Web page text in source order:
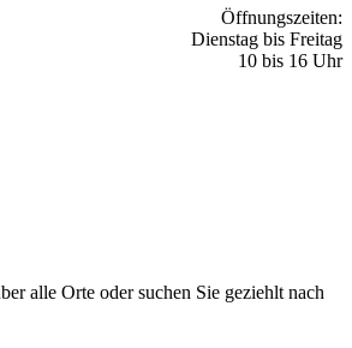
Öffnungszeiten:
Dienstag bis Freitag
10 bis 16 Uhr
alle Orte oder suchen Sie geziehlt nach